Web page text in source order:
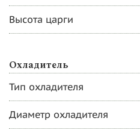
Высота царги
Охладитель
Тип охладителя
Диаметр охладителя